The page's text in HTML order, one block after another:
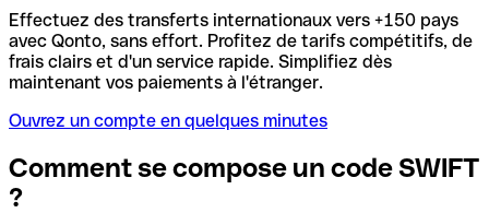
Effectuez des transferts internationaux vers +150 pays
avec Qonto, sans effort. Profitez de tarifs compétitifs, de
frais clairs et d'un service rapide. Simplifiez dès
maintenant vos paiements à l'étranger.
Ouvrez un compte en quelques minutes
Comment se compose un code SWIFT
?